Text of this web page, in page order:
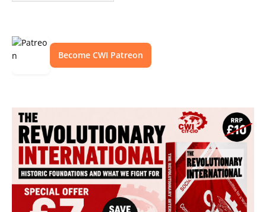
Become CWI Patreon